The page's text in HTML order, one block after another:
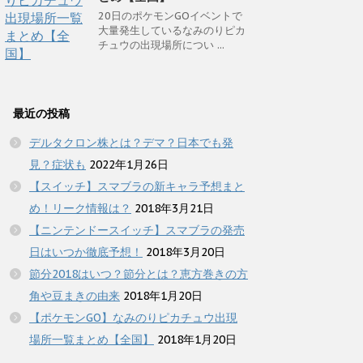
20日のポケモンGOイベントで
大量発生しているなみのりピカ
チュウの出現場所につい ...
最近の投稿
デルタクロン株とは？デマ？日本でも発
見？症状も 2022年1月26日
【スイッチ】スマブラの新キャラ予想まと
め！リーク情報は？ 2018年3月21日
【ニンテンドースイッチ】スマブラの発売
日はいつか徹底予想！
2018年3月20日
節分2018はいつ？節分とは？恵方巻きの方
角や豆まきの由来 2018年1月20日
【ポケモンGO】なみのりピカチュウ出現
場所一覧まとめ【全国】
2018年1月20日